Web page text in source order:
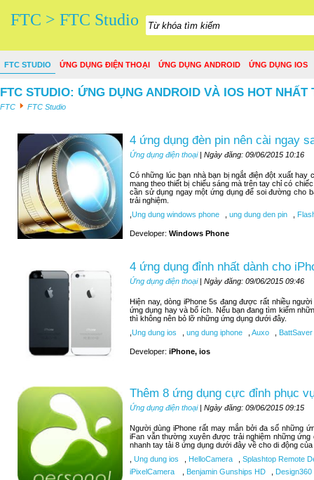
FTC > FTC Studio
FTC STUDIO ỨNG DỤNG ĐIỆN THOẠI ỨNG DỤNG ANDROID ỨNG DỤNG IOS
FTC STUDIO: ỨNG DỤNG ANDROID VÀ IOS HOT NHẤT
FTC FTC Studio
4 ứng dụng đèn pin nên cài ngay
Ứng dụng điện thoại| Ngày đăng: 09/06/2015 10:16
Có những lúc bạn nhà bạn bị ngắt điện đột xuất hay
mang theo thiết bị chiếu sáng mà trên tay chỉ có
cần sử dụng ngay một ứng dụng để soi đường cho
trải nghiệm.
Ung dung windows phone ung dung den pin
Developer: Windows Phone
4 ứng dụng đỉnh nhất dành cho
Ứng dụng điện thoại| Ngày đăng: 09/06/2015 09:46
Hiện nay, dòng iPhone 5s đang được rất nhiều
ứng dụng hay và bổ ích. Nếu bạn đang tìm kiếm
thì không nên bỏ lỡ những ứng dụng dưới đây.
Ung dung ios ung dung iphone Auxo BattSaver
Developer: iPhone, ios
Thêm 8 ứng dụng cực đỉnh phục
Ứng dụng điện thoại| Ngày đăng: 09/06/2015 09:15
Người dùng iPhone rất may mắn bởi đa số những
iFan vẫn thường xuyên được trải nghiệm những
nhanh tay tải 8 ứng dụng dưới đây về cho di động
Ung dung ios HelloCamera
Splashtop Remote
iPixelCamera
Benjamin Gunships HD Design360